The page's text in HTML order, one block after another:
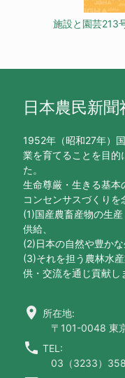
施設と園芸213
日本農民新聞
1952年（昭和27年）
業を育てることを目的
た。
生命尊厳・生きる基本
コンセンサスづくりを
(1)国産農畜産物の生
供給、
(2)日本の自然や豊かな
(3)それを担う農林水
供・交流を通じ貢献し
location_on 所在地:
〒101-0048 東
call TEL:
03（3233）